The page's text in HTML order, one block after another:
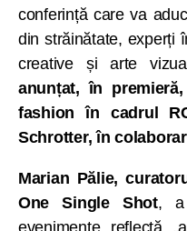
conferință care va
din străinătate, experți
creative și arte
anunțat, în
fashion în cadrul
Schrotter, în
Marian Pălie,
One Single Shot, a
evenimente reflectă